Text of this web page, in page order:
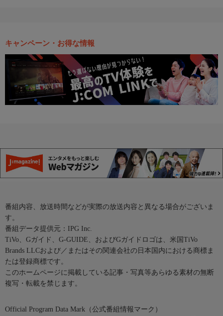
キャンペーン・お得な情報
番組内容、放送時間などが実際の放送内容と異なる場合がございま
す。
番組データ提供元：IPG Inc.
TiVo、Gガイド、G-GUIDE、およびGガイドロゴは、米国TiVo
Brands LLCおよび／またはその関連会社の日本国内における商標ま
たは登録商標です。
このホームページに掲載している記事・写真等あらゆる素材の無断
複写・転載を禁じます。
Official Program Data Mark（公式番組情報マーク）